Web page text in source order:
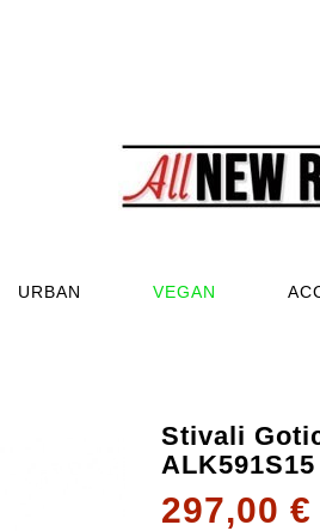
URBAN VEGAN
Stivali
ALK591S15
297,00 €